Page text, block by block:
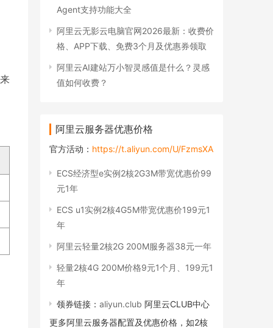
来
Agent支持功能大全
阿里云无影云电脑官网2026最新：收费价
格、APP下载、免费3个月及优惠券领取
阿里云AI建站万小智灵感值是什么？灵感
值如何收费？
阿里云服务器优惠价格
官方活动： https://t.aliyun.com/U/FzmsXA
ECS经济型e实例2核2G3M带宽优惠价99
元1年
ECS u1实例2核4G5M带宽优惠价199元1
年
阿里云轻量2核2G 200M服务器38元一年
轻量2核4G 200M价格9元1个月、199元1
年
领券链接： aliyun.club 阿里云CLUB中心
更多阿里云服务器配置及优惠价格，如2核